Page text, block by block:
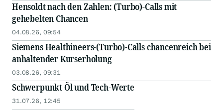
Hensoldt nach den Zahlen: (Turbo)-Calls mit
gehebelten Chancen
04.08.26, 09:54
Siemens Healthineers-(Turbo)-Calls chancenreich bei
anhaltender Kurserholung
03.08.26, 09:31
Schwerpunkt Öl und Tech-Werte
31.07.26, 12:45